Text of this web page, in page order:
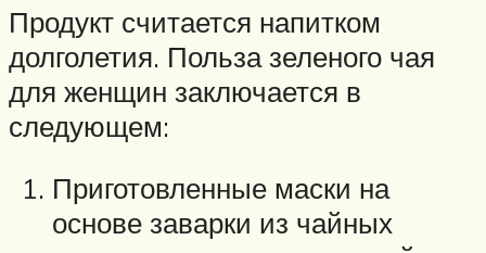
Продукт считается напитком
долголетия. Польза зеленого чая
для женщин заключается в
следующем:
Приготовленные маски на
основе заварки из чайных